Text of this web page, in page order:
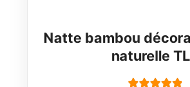
Natte bambou
naturelle